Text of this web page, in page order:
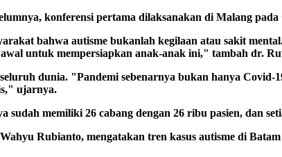
konferensi pertama dilaksanakan di Malang
bahwa autisme bukanlah kegilaan atau sakit
untuk mempersiapkan anak-anak ini," tambah dr.
dunia. "Pandemi sebenarnya bukan hanya
ujarnya.
memiliki 26 cabang dengan 26 ribu pasien, dan
Rubianto, mengatakan tren kasus autisme di